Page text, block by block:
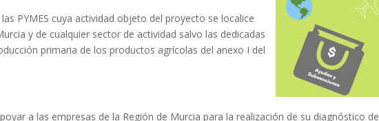
PYMES cuya actividad objeto del proyecto se localice
y de cualquier sector de actividad salvo las dedicadas
primaria de los productos agrícolas del anexo I del
a las empresas de la Región de Murcia para la realización de su diagnóstico de